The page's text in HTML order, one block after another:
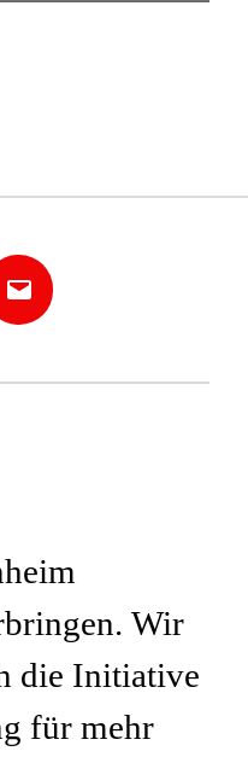
E-
Wir
die Initiative
für mehr